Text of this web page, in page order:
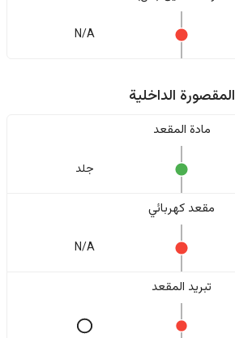
N/A
المقصورة الداخلية
مادة المقعد
جلد
مقعد كهربائي
N/A
تبريد المقعد